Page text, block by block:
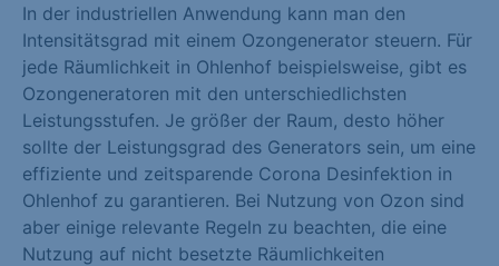
In der industriellen Anwendung kann man den
Intensitätsgrad mit einem Ozongenerator steuern. Für
jede Räumlichkeit in Ohlenhof beispielsweise, gibt es
Ozongeneratoren mit den unterschiedlichsten
Leistungsstufen. Je größer der Raum, desto höher
sollte der Leistungsgrad des Generators sein, um eine
effiziente und zeitsparende Corona Desinfektion in
Ohlenhof zu garantieren. Bei Nutzung von Ozon sind
aber einige relevante Regeln zu beachten, die eine
Nutzung auf nicht besetzte Räumlichkeiten